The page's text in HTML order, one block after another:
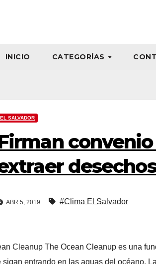
INICIO CATEGORÍAS
EL SALVADOR
ABR 5, 2019 #Clima El Salvador
Cleanup The Ocean Cleanup es una
sigan entrando en las aguas del océano.